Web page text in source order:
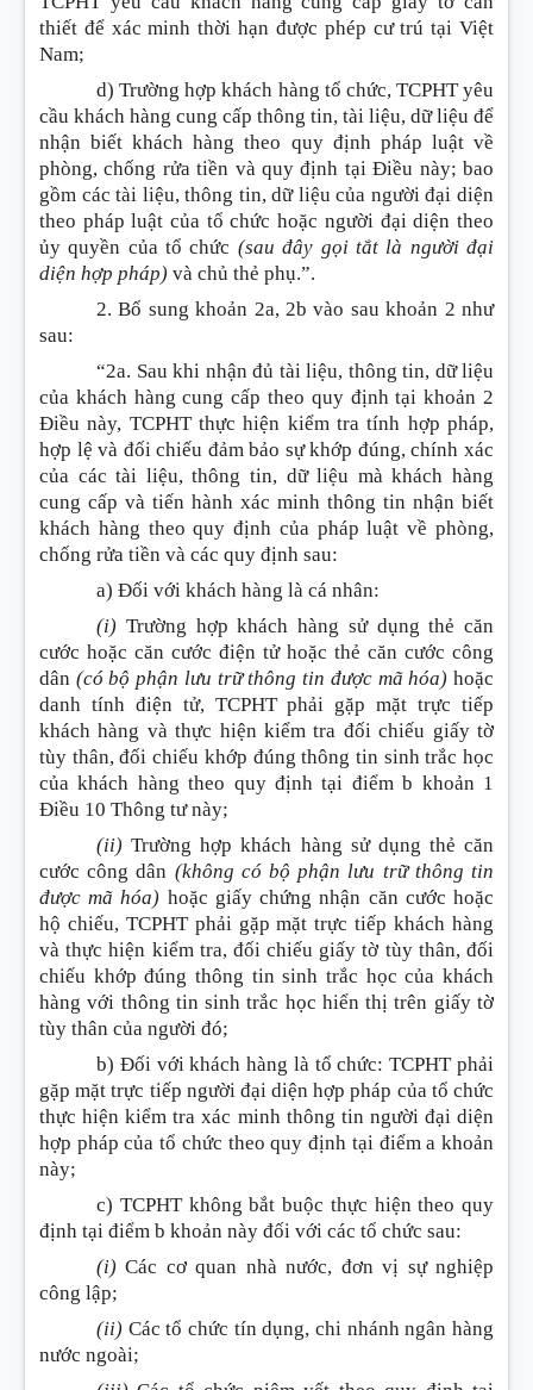
thiết để xác minh thời hạn được phép cư trú tại Việt
Nam;
d) Trường hợp khách hàng tổ chức, TCPHT yêu
cầu khách hàng cung cấp thông tin, tài liệu, dữ liệu để
nhận biết khách hàng theo quy định pháp luật về
phòng, chống rửa tiền và quy định tại Điều này; bao
gồm các tài liệu, thông tin, dữ liệu của người đại diện
theo pháp luật của tổ chức hoặc người đại diện theo
ủy quyền của tổ chức (sau đây gọi tắt là người đại
diện hợp pháp) và chủ thẻ phụ.”.
2. Bổ sung khoản 2a, 2b vào sau khoản 2 như
sau:
“2a. Sau khi nhận đủ tài liệu, thông tin, dữ liệu
của khách hàng cung cấp theo quy định tại khoản 2
Điều này, TCPHT thực hiện kiểm tra tính hợp pháp,
hợp lệ và đối chiếu đảm bảo sự khớp đúng, chính xác
của các tài liệu, thông tin, dữ liệu mà khách hàng
cung cấp và tiến hành xác minh thông tin nhận biết
khách hàng theo quy định của pháp luật về phòng,
chống rửa tiền và các quy định sau:
a) Đối với khách hàng là cá nhân:
(i) Trường hợp khách hàng sử dụng thẻ căn
cước hoặc căn cước điện tử hoặc thẻ căn cước công
dân (có bộ phận lưu trữ thông tin được mã hóa) hoặc
danh tính điện tử, TCPHT phải gặp mặt trực tiếp
khách hàng và thực hiện kiểm tra đối chiếu giấy tờ
tùy thân, đối chiếu khớp đúng thông tin sinh trắc học
của khách hàng theo quy định tại điểm b khoản 1
Điều 10 Thông tư này;
(ii) Trường hợp khách hàng sử dụng thẻ căn
cước công dân (không có bộ phận lưu trữ thông tin
được mã hóa) hoặc giấy chứng nhận căn cước hoặc
hộ chiếu, TCPHT phải gặp mặt trực tiếp khách hàng
và thực hiện kiểm tra, đối chiếu giấy tờ tùy thân, đối
chiếu khớp đúng thông tin sinh trắc học của khách
hàng với thông tin sinh trắc học hiển thị trên giấy tờ
tùy thân của người đó;
b) Đối với khách hàng là tổ chức: TCPHT phải
gặp mặt trực tiếp người đại diện hợp pháp của tổ chức
thực hiện kiểm tra xác minh thông tin người đại diện
hợp pháp của tổ chức theo quy định tại điểm a khoản
này;
c) TCPHT không bắt buộc thực hiện theo quy
định tại điểm b khoản này đối với các tổ chức sau:
(i) Các cơ quan nhà nước, đơn vị sự nghiệp
công lập;
(ii) Các tổ chức tín dụng, chi nhánh ngân hàng
nước ngoài;